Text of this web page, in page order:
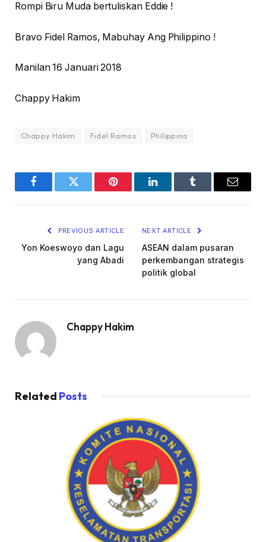
Rompi Biru Muda bertuliskan Eddie !
Bravo Fidel Ramos, Mabuhay Ang Philippino !
Manilan 16 Januari 2018
Chappy Hakim
Chappy Hakim Fidel Ramos Philippina
FacebookTwitter Pinterest LinkedInTumblr Email
PREVIOUS ARTICLE
Yon Koeswoyo dan Lagu
yang Abadi
NEXT ARTICLE
ASEAN dalam pusaran
perkembangan strategis
politik global
Chappy Hakim
Related Posts